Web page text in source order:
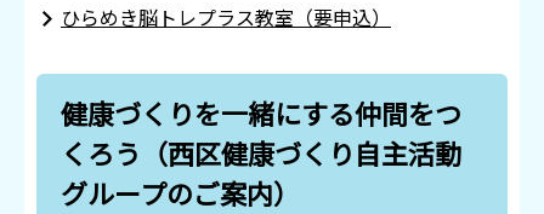
ひらめき脳トレプラス教室（要申込）
健康づくりを一緒にする仲間をつ
くろう（西区健康づくり自主活動
グループのご案内）